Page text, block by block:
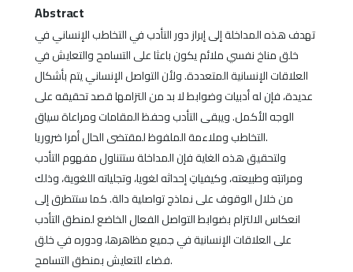
Abstract
تهدف هذه المداخلة إلى إبراز دور التأدب في التخاطب الإنساني في
خلق مناخ نفسي ملائم يكون باعثا على التسامح والتعايش في
العلاقات الإنسانية المتعددة. ولأن التواصل الإنساني يتم بأشكال
عديدة، فإن له أدبيات وضوابط لا بد من التزامها قصد تحقيقه على
الوجه الأكمل. ويبقى التأدب وحفظ المقامات ومراعاة سياق
التخاطب وملاءمة الملفوظ لمقتضى الحال أمرا ضروريا.
ولتحقيق هذه الغاية فإن المداخلة ستتناول مفهوم التأدب
ومراتبَه وطبيعته، وكيفياتِ إحداثه لغويا، وتجلياته اللغوية، وذلك
من خلال الوقوف على نماذج تواصلية دالة. كما ستتطرق إلى
انعكاس الالتزام بضوابط التواصل الفعال الخاضع لمنطق التأدب
على العلاقات الإنسانية في جميع مظاهرها، ودوره في خلق
فضاء للتعايش بمنطق التسامح.